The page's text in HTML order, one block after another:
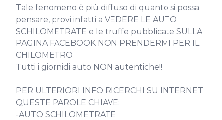
Tale fenomeno è più diffuso di quanto si possa
pensare, provi infatti a VEDERE LE AUTO
SCHILOMETRATE e le truffe pubblicate SULLA
PAGINA FACEBOOK NON PRENDERMI PER IL
CHILOMETRO
Tutti i giornidi auto NON autentiche!!
PER ULTERIORI INFO RICERCHI SU INTERNET
QUESTE PAROLE CHIAVE:
-AUTO SCHILOMETRATE